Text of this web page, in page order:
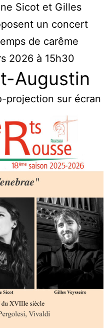
Sicot et Gilles
un concert
de carême
2026 à 15h30
Augustin
projection sur écran